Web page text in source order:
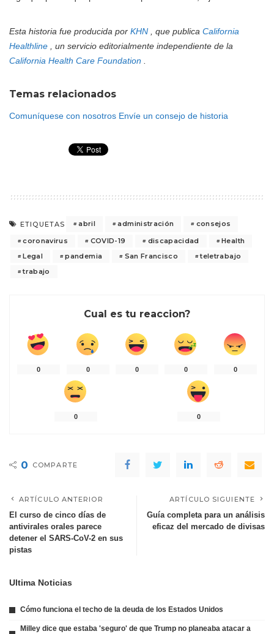
Esta historia fue producida por KHN , que publica California
Healthline , un servicio editorialmente independiente de la
California Health Care Foundation
Temas relacionados
Comuníquese con nosotros Envíe un consejo de historia
ETIQUETAS abril administración
consejos
coronavirus
COVID-19 discapacidad
Health
Legal
pandemia San Francisco
teletrabajo
trabajo
Cual es tu reaccion?
0 0 0 0 0
0 0
0 COMPARTE
ARTÍCULO ANTERIOR
El curso de cinco días de
antivirales orales parece
detener el SARS-CoV-2 en sus
pistas
ARTÍCULO SIGUIENTE
Guía completa para un análisis
eficaz del mercado de divisas
Ultima Noticias
Cómo funciona el techo de la deuda de los Estados Unidos
Milley dice que estaba 'seguro' de que Trump no planeaba atacar a